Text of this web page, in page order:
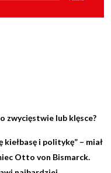
zwycięstwie lub klęsce?
i politykę” – miał
Otto von Bismarck.